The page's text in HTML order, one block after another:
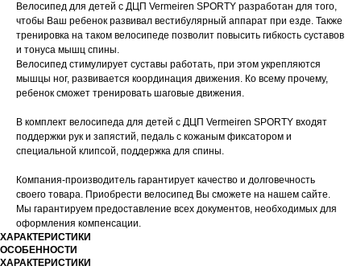
Велосипед для детей с ДЦП Vermeiren SPORTY разработан для того,
чтобы Ваш ребенок развивал вестибулярный аппарат при езде. Также
тренировка на таком велосипеде позволит повысить гибкость суставов
и тонуса мышц спины.
Велосипед стимулирует суставы работать, при этом укрепляются
мышцы ног, развивается координация движения. Ко всему прочему,
ребенок сможет тренировать шаговые движения.
В комплект велосипеда для детей с ДЦП Vermeiren SPORTY входят
поддержки рук и запястий, педаль с кожаным фиксатором и
специальной клипсой, поддержка для спины.
Компания-производитель гарантирует качество и долговечность
своего товара. Приобрести велосипед Вы сможете на нашем сайте.
Мы гарантируем предоставление всех документов, необходимых для
оформления компенсации.
ХАРАКТЕРИСТИКИ
ОСОБЕННОСТИ
ХАРАКТЕРИСТИКИ